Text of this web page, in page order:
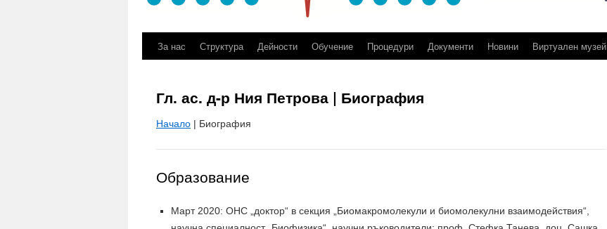
За нас Структура Дейности Обучение Процедури Документи Новини Виртуален музей
Гл. ас. д-р Ния Петрова | Биография
Начало | Биография
Образование
Март 2020: ОНС „доктор“ в секция „Биомакромолекули и биомолекулни взаимодействия“,